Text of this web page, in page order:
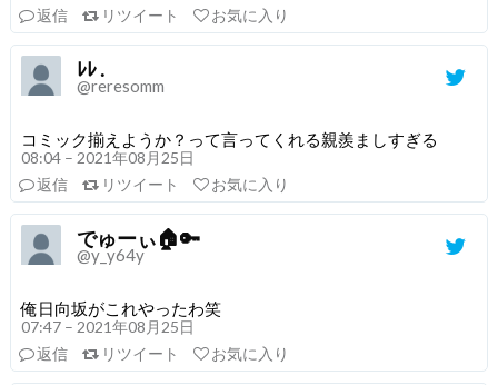
返信
リツイート お気に入り
ﾚﾚ .
@reresomm
コミック揃えようか？って言ってくれる親羨ましすぎる
08:04 – 2021年08月25日
返信
リツイート お気に入り
でゅーぃ🏠🔑
@y_y64y
俺日向坂がこれやったわ笑
07:47 – 2021年08月25日
返信
リツイート お気に入り